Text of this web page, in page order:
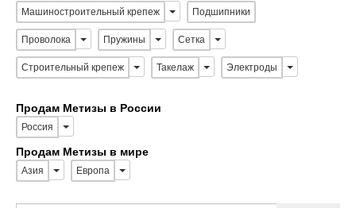
Машиностроительный крепеж Подшипники
Проволока Пружины Сетка
Строительный крепеж Такелаж Электроды
Продам Метизы в России
Россия
Продам Метизы в мире
Азия Европа